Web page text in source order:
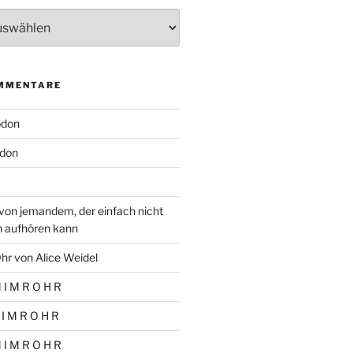
jemandem, der einfach nicht
aufhören kann
von Alice Weidel
I M R O H R
M R O H R
I M R O H R